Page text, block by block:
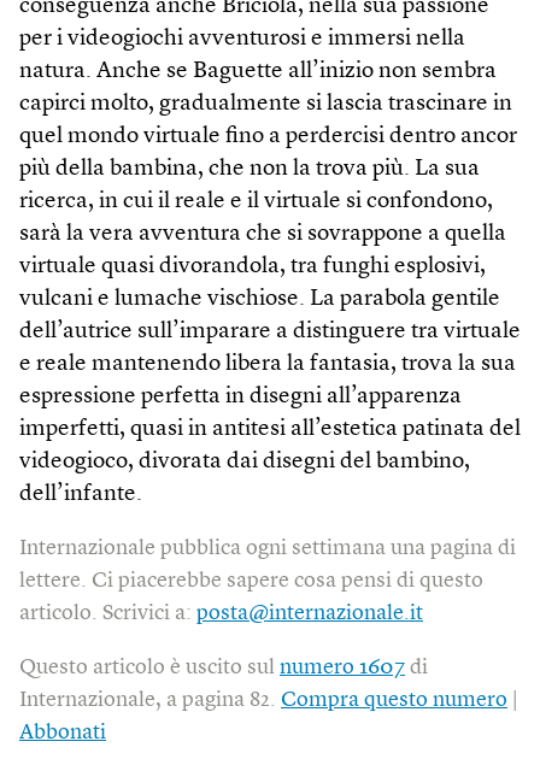
conseguenza anche Briciola, nella sua passione
per i videogiochi avventurosi e immersi nella
natura. Anche se Baguette all’inizio non sembra
capirci molto, gradualmente si lascia trascinare in
quel mondo virtuale fino a perdercisi dentro ancor
più della bambina, che non la trova più. La sua
ricerca, in cui il reale e il virtuale si confondono,
sarà la vera avventura che si sovrappone a quella
virtuale quasi divorandola, tra funghi esplosivi,
vulcani e lumache vischiose. La parabola gentile
dell’autrice sull’imparare a distinguere tra virtuale
e reale mantenendo libera la fantasia, trova la sua
espressione perfetta in disegni all’apparenza
imperfetti, quasi in antitesi all’estetica patinata del
video­gioco, divorata dai disegni del bambino,
dell’infante.
Internazionale pubblica ogni settimana una pagina di
lettere. Ci piacerebbe sapere cosa pensi di questo
articolo. Scrivici a: posta@internazionale.it
Questo articolo è uscito sul numero 1607 di
Internazionale, a pagina 82. Compra questo numero
Abbonati